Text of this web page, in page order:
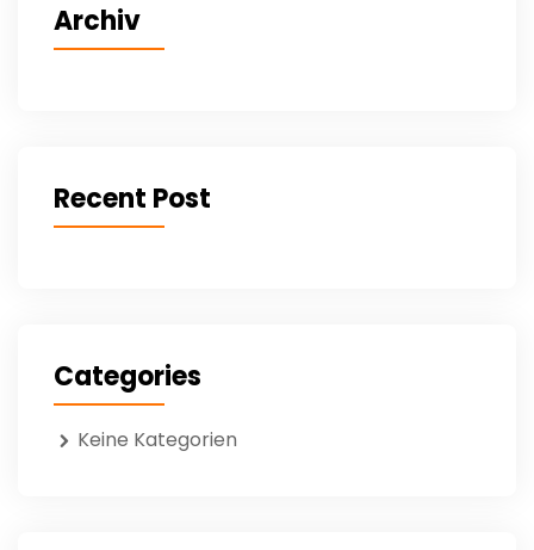
Archiv
Recent Post
Categories
Keine Kategorien